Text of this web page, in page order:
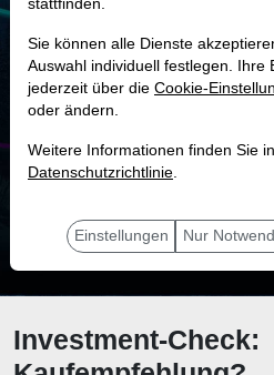
Unternehmenswert
Umsatz
86.6
mit dieser Aktie
Investment-Check:
stattfinden.
Sie können alle Dienste
Auswahl individuell festlegen. Ihre
jederzeit über die Cookie-
oder ändern.
Weitere Informationen finden Sie
Datenschutzrichtlinie.
Einstellungen Nur